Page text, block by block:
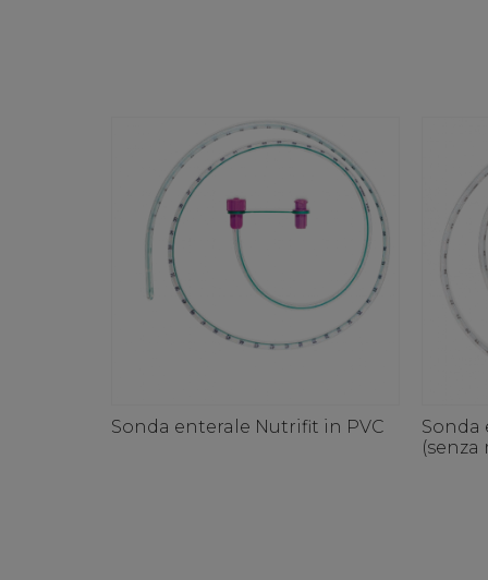
Sonda enterale Nutrifit in PVC
Sonda